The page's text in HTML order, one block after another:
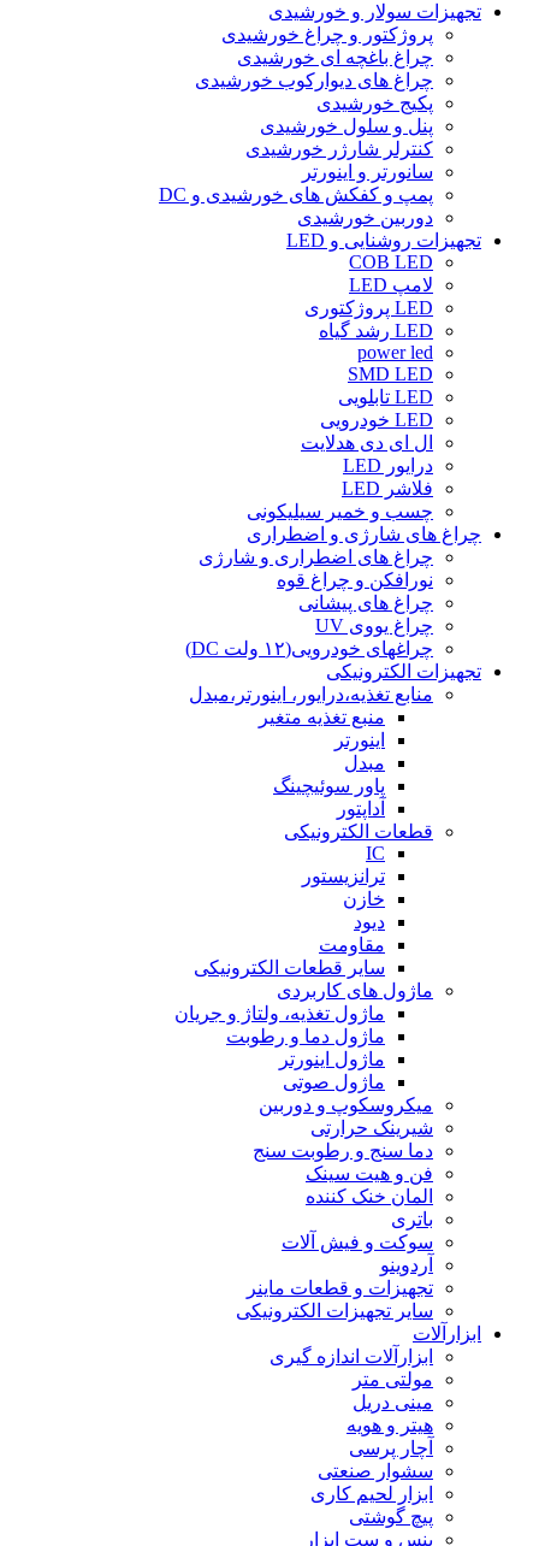
تجهیزات سولار و خورشیدی
پروژکتور و چراغ خورشیدی
چراغ باغچه ای خورشیدی
چراغ های دیوارکوب خورشیدی
پکیج خورشیدی
پنل و سلول خورشیدی
کنترلر شارژر خورشیدی
سانورتر و اینورتر
پمپ و کفکش های خورشیدی و DC
دوربین خورشیدی
تجهیزات روشنایی و LED
COB LED
لامپ LED
LED پروژکتوری
LED رشد گیاه
power led
SMD LED
LED تابلویی
LED خودرویی
ال ای دی هدلایت
درایور LED
فلاشر LED
چسب و خمیر سیلیکونی
چراغ های شارژی و اضطراری
چراغ های اضطراری و شارژی
نورافکن و چراغ قوه
چراغ های پیشانی
چراغ یووی UV
چراغهای خودرویی(۱۲ ولت DC)
تجهیزات الکترونیکی
منابع تغذیه،درایور، اینورتر،مبدل
منبع تغذیه متغیر
اینورتر
مبدل
پاور سوئیچینگ
آداپتور
قطعات الکترونیکی
IC
ترانزیستور
خازن
دیود
مقاومت
سایر قطعات الکترونیکی
ماژول های کاربردی
ماژول تغذیه، ولتاژ و جریان
ماژول دما و رطوبت
ماژول اینورتر
ماژول صوتی
میکروسکوپ و دوربین
شیرینک حرارتی
دما سنج و رطوبت سنج
فن و هیت سینک
المان خنک کننده
باتری
سوکت و فیش آلات
آردوینو
تجهیزات و قطعات ماینر
سایر تجهیزات الکترونیکی
ابزارآلات
ابزارآلات اندازه گیری
مولتی متر
مینی دریل
هیتر و هویه
آچار پرسی
سشوار صنعتی
ابزار لحیم کاری
پیچ گوشتی
پنس و ست ابزار